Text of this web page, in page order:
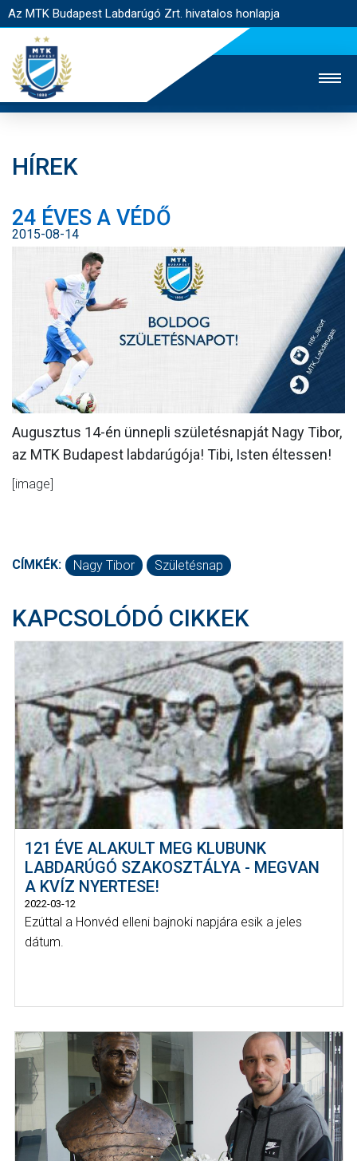
Az MTK Budapest Labdarúgó Zrt. hivatalos honlapja
JEGYÉRTÉKESÍTÉS
EGYESÜLET
KAPCSOLAT
NYITÓLAP
HÍREK
KLUB
GALÉRIA
HÍREK
24 ÉVES A VÉDŐ
2015-08-14
Augusztus 14-én ünnepli születésnapját Nagy Tibor,
az MTK Budapest labdarúgója! Tibi, Isten éltessen!
[image]
CÍMKÉK: Nagy Tibor Születésnap
KAPCSOLÓDÓ CIKKEK
121 ÉVE ALAKULT MEG KLUBUNK
LABDARÚGÓ SZAKOSZTÁLYA - MEGVAN
A KVÍZ NYERTESE!
2022-03-12
Ezúttal a Honvéd elleni bajnoki napjára esik a jeles
dátum.